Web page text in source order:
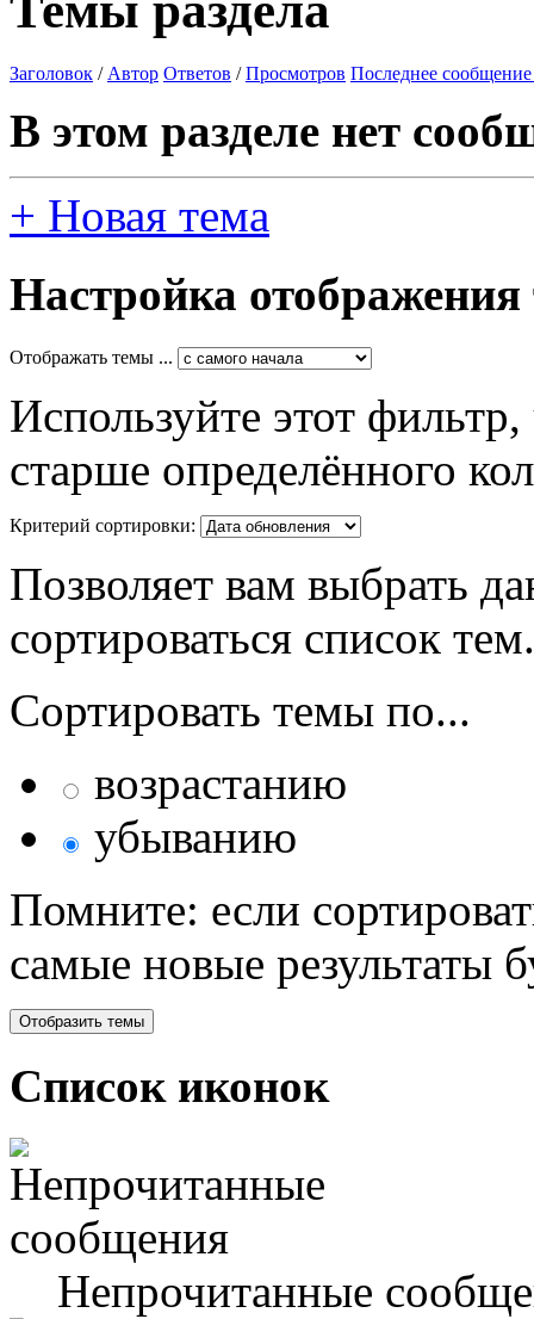
Заголовок / Автор Ответов /Просмотров Последнее сообщение
В этом разделе нет
+ Новая тема
Настройка отображения
Отображать темы ...
Используйте этот
старше определённого
Критерий сортировки:
Позволяет вам выбрать
сортироваться список тем.
Сортировать темы по...
возрастанию
убыванию
Помните: если
самые новые результаты
Список иконок
Непрочитанные